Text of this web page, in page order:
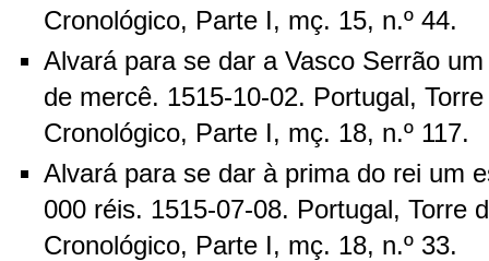
Cronológico, Parte I, mç. 15, n.º 44.
Alvará para se dar a Vasco Serrão
de mercê. 1515-10-02. Portugal,
Cronológico, Parte I, mç. 18, n.º 117.
Alvará para se dar à prima do rei um
000 réis. 1515-07-08. Portugal, Torre
Cronológico, Parte I, mç. 18, n.º 33.